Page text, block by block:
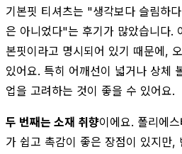
기본핏 티셔츠는 "생각보다 슬림하
은 아니었다"는 후기가 많았습니다.
본핏이라고 명시되어 있기 때문에,
있어요. 특히 어깨선이 넓거나 상체
업을 고려하는 것이 좋을 수 있어요.
두 번째는 소재 취향이에요. 폴리에
가 쉽고 촉감이 좋은 장점이 있지만